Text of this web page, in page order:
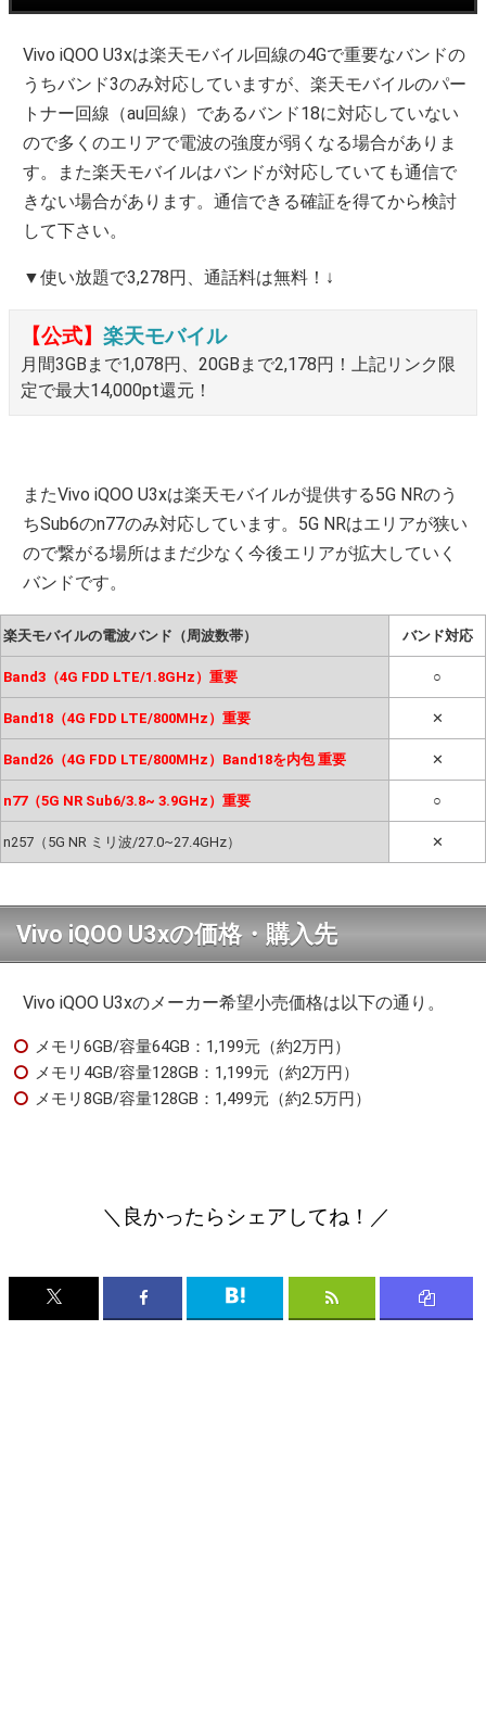
Vivo iQOO U3xは楽天モバイル回線の4Gで重要なバンドの
うちバンド3のみ対応していますが、楽天モバイルのパー
トナー回線（au回線）であるバンド18に対応していない
ので多くのエリアで電波の強度が弱くなる場合がありま
す。また楽天モバイルはバンドが対応していても通信で
きない場合があります。通信できる確証を得てから検討
して下さい。
▼使い放題で3,278円、通話料は無料！↓
【公式】 楽天モバイル
月間3GBまで1,078円、20GBまで2,178円！上記リンク限
定で最大14,000pt還元！
またVivo iQOO U3xは楽天モバイルが提供する5G NRのう
ちSub6のn77のみ対応しています。5G NRはエリアが狭い
ので繋がる場所はまだ少なく今後エリアが拡大していく
バンドです。
楽天モバイルの電波バンド（周波数帯） バンド対応
Band3（4G FDD LTE/1.8GHz）重要 ○
Band18（4G FDD LTE/800MHz）重要 ✕
Band26（4G FDD LTE/800MHz）Band18を内包 重要 ✕
n77（5G NR Sub6/3.8~ 3.9GHz）重要 ○
n257（5G NR ミリ波/27.0~27.4GHz） ✕
Vivo iQOO U3xの価格・購入先
Vivo iQOO U3xのメーカー希望小売価格は以下の通り。
メモリ6GB/容量64GB：1,199元（約2万円）
メモリ4GB/容量128GB：1,199元（約2万円）
メモリ8GB/容量128GB：1,499元（約2.5万円）
＼良かったらシェアしてね！／